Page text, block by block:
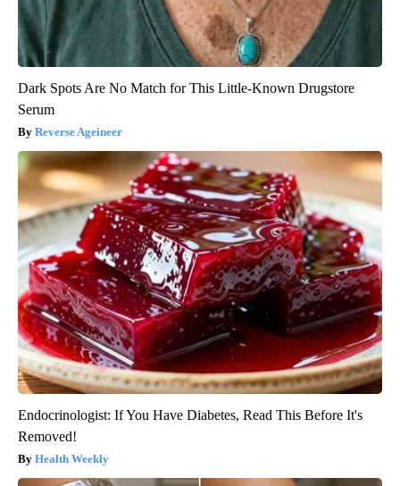
Dark Spots Are No Match for This Little-Known Drugstore
Serum
Reverse Ageineer
Endocrinologist: If You Have Diabetes, Read This Before It's
Removed!
Health Weekly